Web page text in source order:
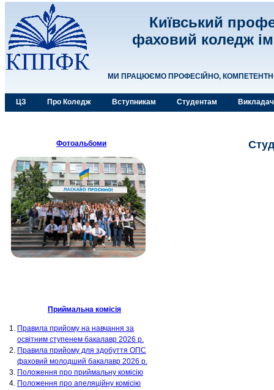
Київський
фаховий коледж
МИ ПРАЦЮЄМО ПРОФЕСІЙНО,
ЦЗ Про Коледж Вступникам Студентам
Фотоальбоми
Приймальна комісія
Правила прийому на навчання за
освітним ступенем бакалавр 2026 р.
Правила прийому для здобуття ОПС
фаховий молодший бакалавр 2026 р.
Положення про приймальну комісію
Положення про апеляційну комісію